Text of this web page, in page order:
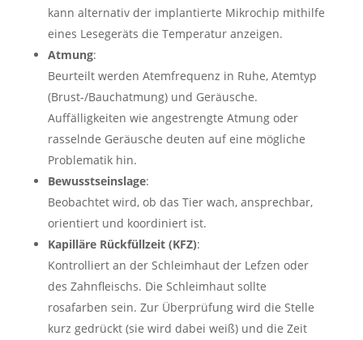
kann alternativ der implantierte Mikrochip mithilfe
eines Lesegeräts die Temperatur anzeigen.
Atmung:
Beurteilt werden Atemfrequenz in Ruhe, Atemtyp
(Brust-/Bauchatmung) und Geräusche.
Auffälligkeiten wie angestrengte Atmung oder
rasselnde Geräusche deuten auf eine mögliche
Problematik hin.
Bewusstseinslage:
Beobachtet wird, ob das Tier wach, ansprechbar,
orientiert und koordiniert ist.
Kapilläre Rückfüllzeit (KFZ):
Kontrolliert an der Schleimhaut der Lefzen oder
des Zahnfleischs. Die Schleimhaut sollte
rosafarben sein. Zur Überprüfung wird die Stelle
kurz gedrückt (sie wird dabei weiß) und die Zeit